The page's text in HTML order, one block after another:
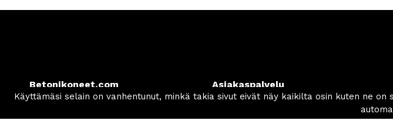
Betonikoneet.com
61850 Kauhajoki, Finland
Asiakaspalvelu